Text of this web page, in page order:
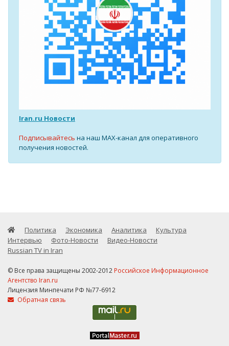
Iran.ru Новости
Подписывайтесь на наш MAX-канал для оперативного
получения новостей.
Политика Экономика Аналитика
Культура
Интервью
Фото-Новости
Видео-Новости
Russian TV in Iran
© Все права защищены 2002-2012 Российское Информационное
Агентство Iran.ru
Лицензия Минпечати РФ №77-6912
Обратная связь